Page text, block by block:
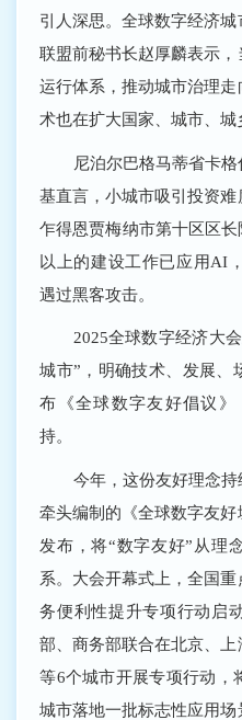
引人深思。全球数字经济
联盟前秘书长赵厚麟表示
运行体系，推动城市治理
术也在扩大国家、城市、城
尼泊尔巴格马蒂省卡
基直言，小城市吸引投资难
乍得恩贾梅纳市第十区区
以上的建设工作已应用AI
遇过黑客攻击。
2025全球数字经济大
城市”，明确技术、发展、
布《全球数字友好倡议
持。
今年，这份友好理念
牵头编制的《全球数字友
发布，将“数字友好”从理
系。大会开幕式上，全国
务便利性提升专项行动启
部、商务部联合在北京、
等6个城市开展专项行动，
城市落地一批标志性应用